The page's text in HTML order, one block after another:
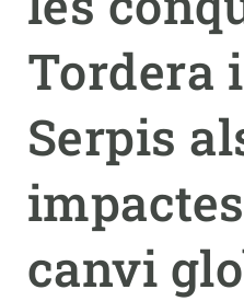
Tordera
Serpis
canvi
NOTÍCIES I AGENDA